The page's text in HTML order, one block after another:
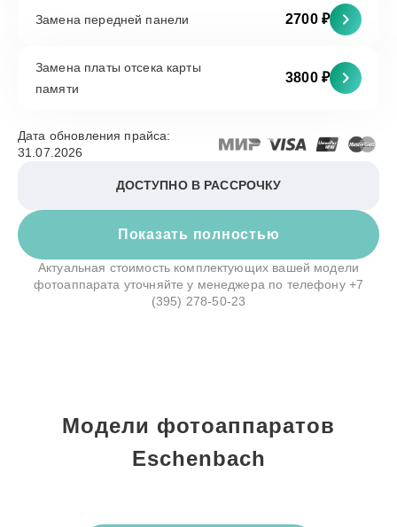
Замена передней панели 2700 ₽
Замена платы отсека карты
памяти
3800 ₽
Показать полностью
Дата обновления прайса:
31.07.2026
ДОСТУПНО В РАССРОЧКУ
Актуальная стоимость комплектующих вашей модели
фотоаппарата уточняйте у менеджера по телефону +7
(395) 278-50-23
Модели фотоаппаратов
Eschenbach